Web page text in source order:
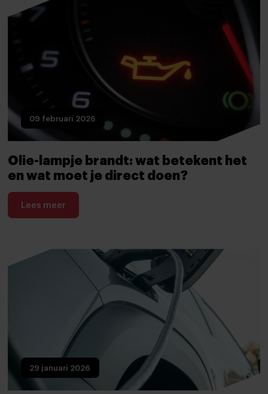
09 februari 2026
Olie-lampje brandt: wat betekent het
en wat moet je direct doen?
Lees meer
29 januari 2026